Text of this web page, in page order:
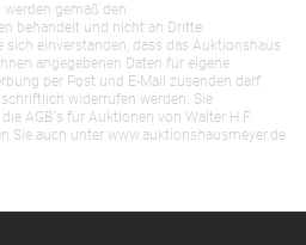
gemäß den
behandelt und nicht an Dritte
sich einverstanden, dass das Auktionshaus
angegebenen Daten für eigene
per Post und E-Mail zusenden darf.
widerrufen werden. Sie
AGB`s für Auktionen von Walter H.F.
Sie auch unter www.auktionshausmeyer.de